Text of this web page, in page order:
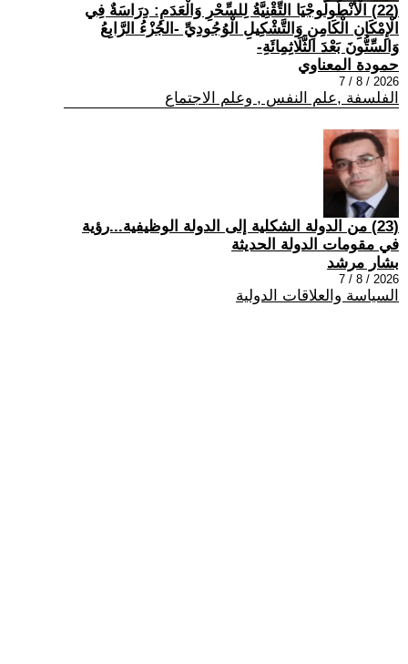
(22) الْأَنْطُولُوجْيَا التِّقْنِيَّةُ لِلسِّحْرِ وَالْعَدَمِ: دِرَاسَةٌ فِي
الْإِمْكَانِ الْكَامِنِ وَالتَّشْكِيلِ الْوُجُودِيِّ -الجُزْءُ الرَّابِعُ
وَالسِّتُّونَ بَعْدَ الثَّلَاثِمِائَةِ-
حمودة المعناوي
2026 / 8 / 7
الفلسفة ,علم النفس , وعلم الاجتماع
(23) من الدولة الشكلية إلى الدولة الوظيفية...رؤية
في مقومات الدولة الحديثة
بشار مرشد
2026 / 8 / 7
السياسة والعلاقات الدولية